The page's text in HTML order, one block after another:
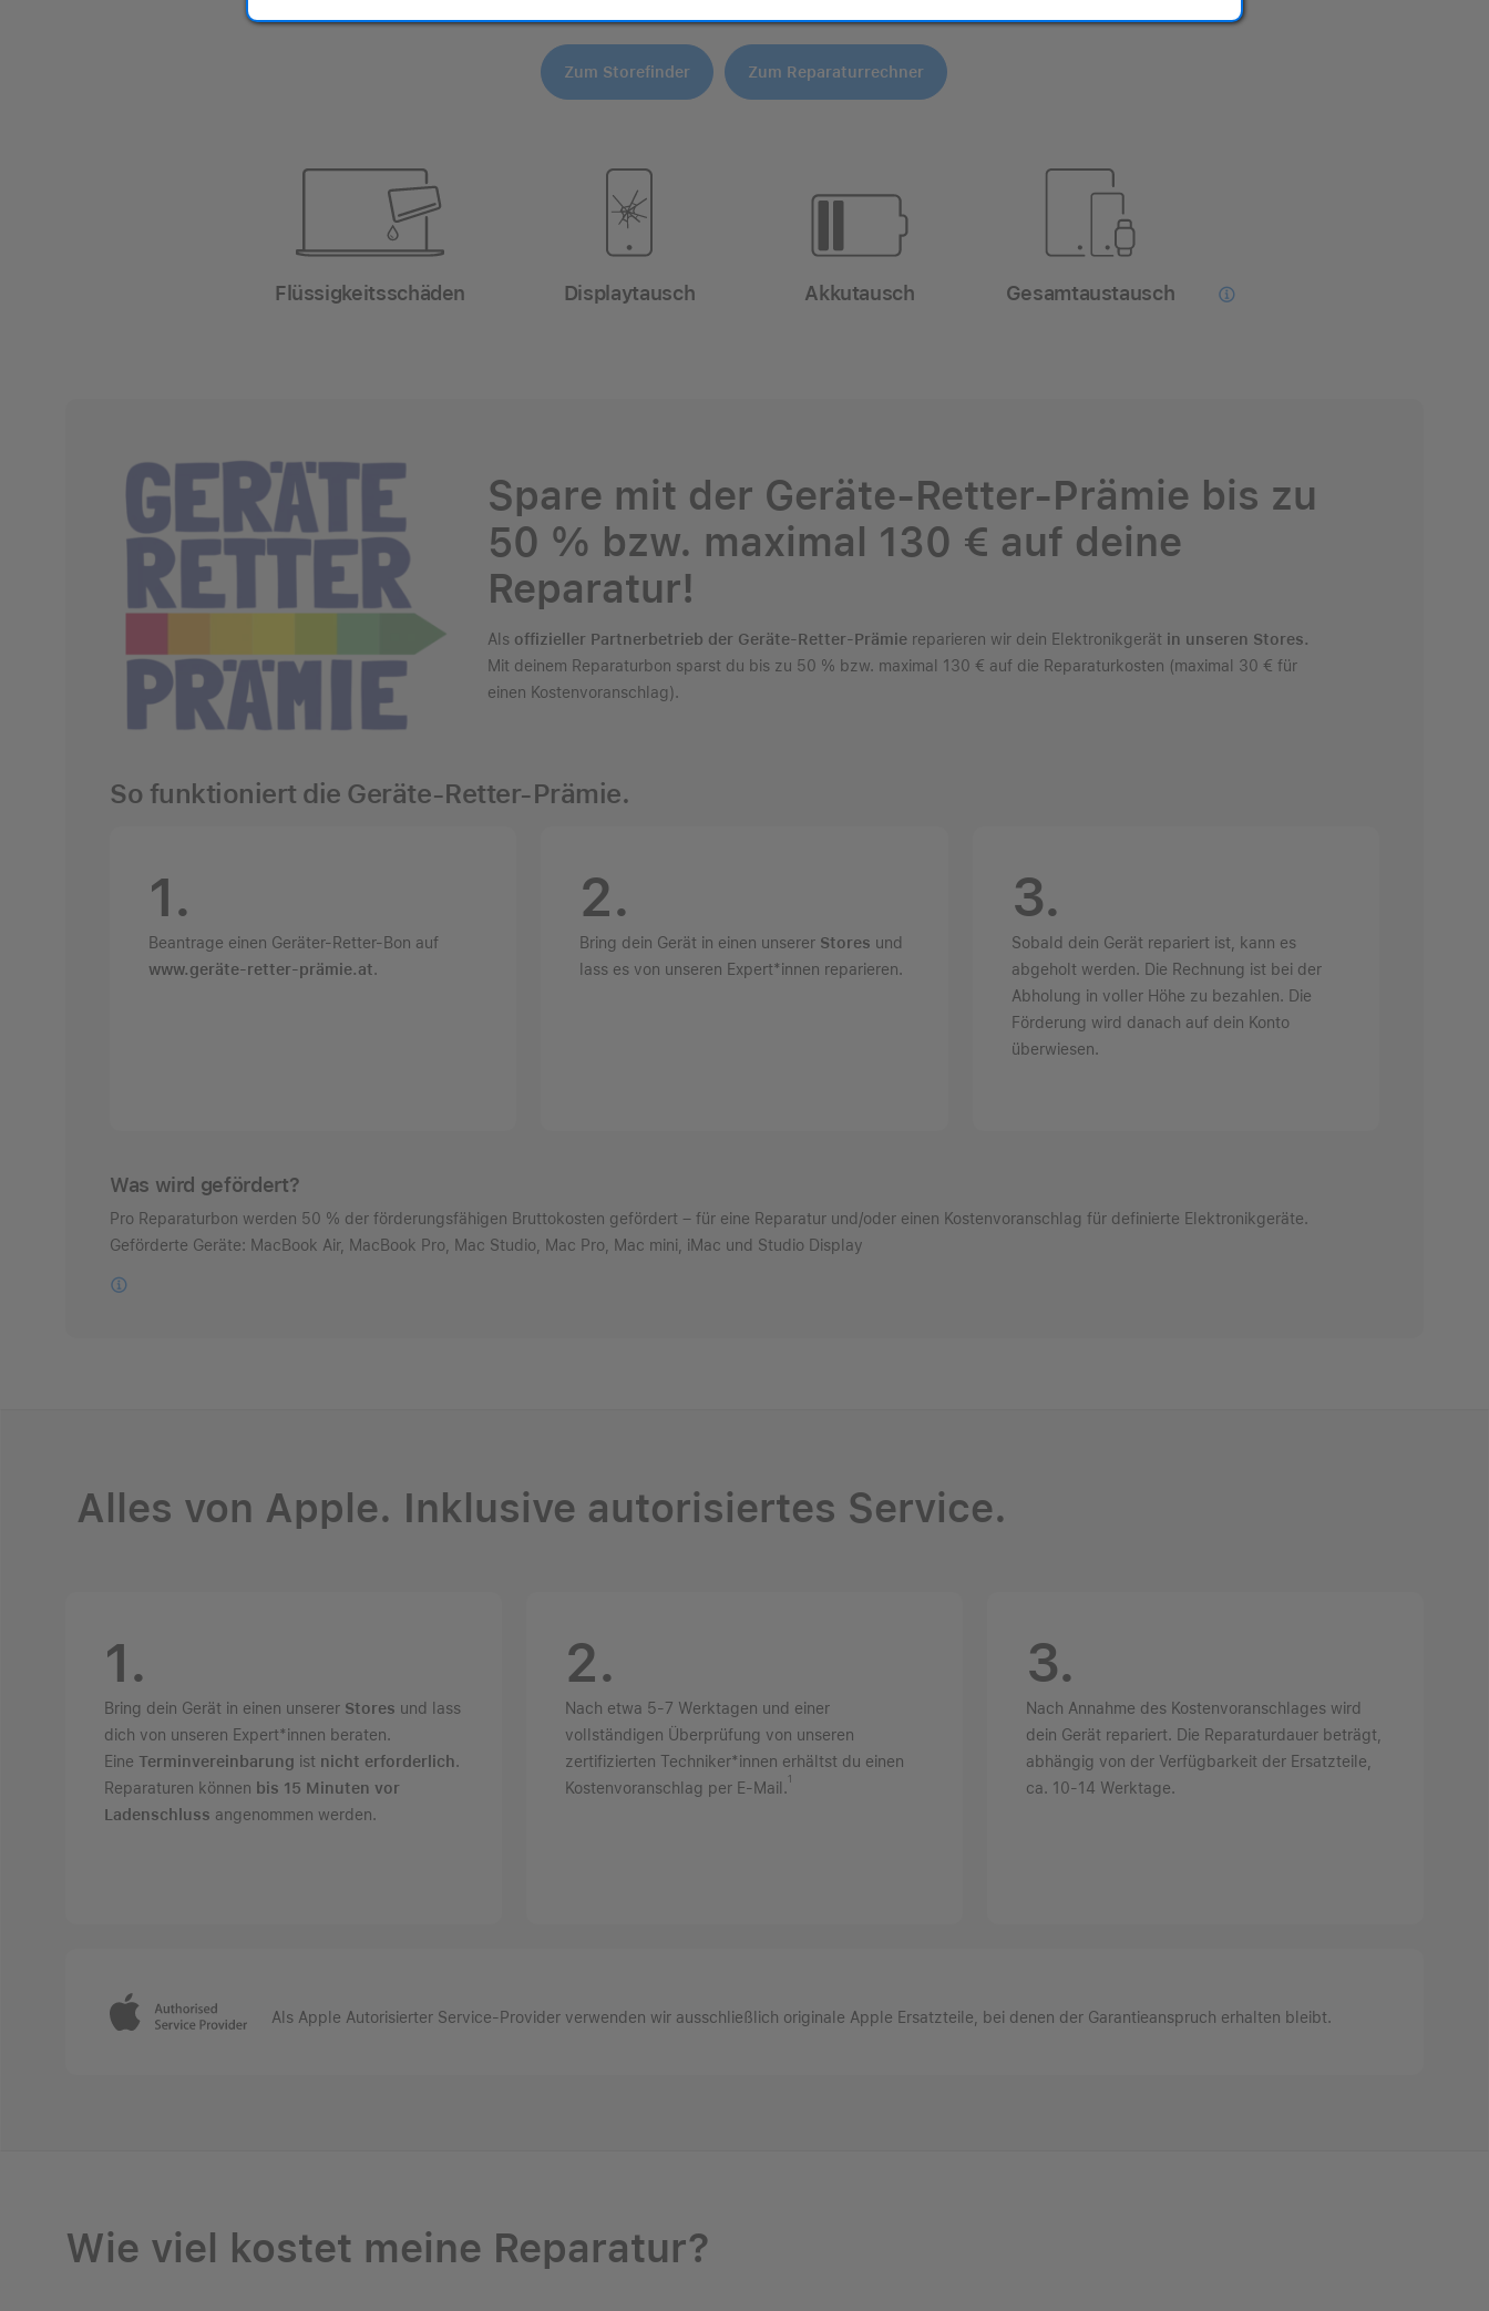
Zum Storefinder Zum Reparaturrechner
Flüssigkeitsschäden Displaytausch Akkutausch Gesamtaustausch 
Spare mit der Geräte-Retter-Prämie bis zu
50 % bzw. maximal 130 € auf deine
Reparatur!
Als offizieller Partnerbetrieb der Geräte-Retter-Prämiereparieren wir dein Elektronikgerät in unseren Stores.
Mit deinem Reparaturbon sparst du bis zu 50 % bzw. maximal 130 € auf die Reparaturkosten (maximal 30 € für
einen Kostenvoranschlag).
So funktioniert die Geräte-Retter-Prämie.
1.
Beantrage einen Geräter-Retter-Bon auf
www.geräte-retter-prämie.at.
2.
Bring dein Gerät in einen unserer Stores und
lass es von unseren Expert*innen reparieren.
3.
Sobald dein Gerät repariert ist, kann es
abgeholt werden. Die Rechnung ist bei der
Abholung in voller Höhe zu bezahlen. Die
Förderung wird danach auf dein Konto
überwiesen.
Was wird gefördert?
Pro Reparaturbon werden 50 % der förderungsfähigen Bruttokosten gefördert – für eine Reparatur und/oder einen Kostenvoranschlag für definierte Elektronikgeräte.
Geförderte Geräte: MacBook Air, MacBook Pro,
Mac Studio, Mac Pro, Mac mini, iMac und Studio Display

Alles von Apple. Inklusive autorisiertes Service.
1.
Bring dein Gerät in einen unserer Stores und lass
dich von unseren Expert*innen beraten.
Eine Terminvereinbarung ist nicht erforderlich.
Reparaturen können bis 15 Minuten vor
Ladenschluss angenommen werden.
2.
Nach etwa 5-7 Werktagen und einer
vollständigen Überprüfung von unseren
zertifizierten Techniker*innen erhältst du einen
Kostenvoranschlag per E-Mail. 1
3.
Nach Annahme des Kostenvoranschlages wird
dein Gerät repariert. Die Reparaturdauer beträgt,
abhängig von der Verfügbarkeit der Ersatzteile,
ca. 10-14 Werktage.
Als Apple Autorisierter Service-Provider verwenden wir ausschließlich originale Apple Ersatzteile, bei denen der Garantieanspruch erhalten bleibt.
Wie viel kostet meine Reparatur?